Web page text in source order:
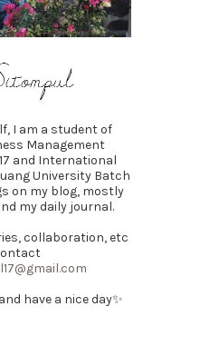
I am a student of
Management
and International
University Batch
on my blog, mostly
my daily journal.
collaboration, etc
have a nice day✨